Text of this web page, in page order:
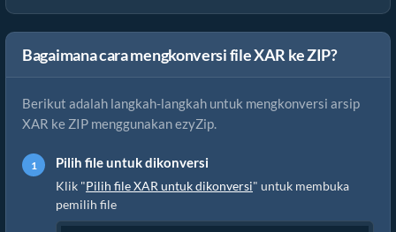
Bagaimana cara mengkonversi file XAR ke ZIP?
Berikut adalah langkah-langkah untuk mengkonversi arsip
XAR ke ZIP menggunakan ezyZip.
Pilih file untuk dikonversi
Klik "Pilih file XAR untuk dikonversi" untuk membuka
pemilih file